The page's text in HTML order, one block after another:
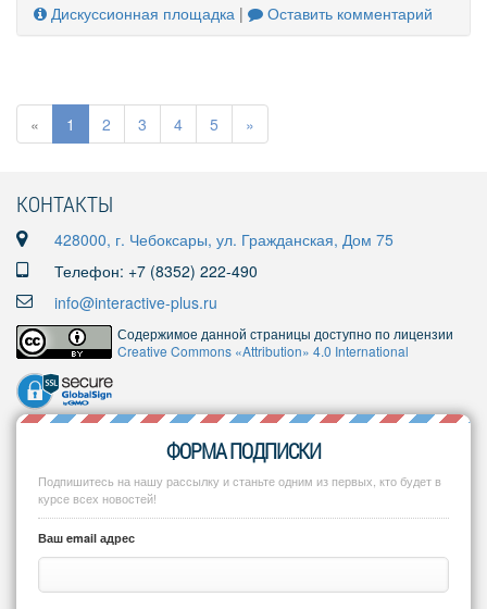
Дискуссионная площадка | Оставить комментарий
« 1 2 3 4 5 »
КОНТАКТЫ
428000, г. Чебоксары, ул. Гражданская, Дом 75
Телефон: +7 (8352) 222-490
info@interactive-plus.ru
Содержимое данной страницы доступно по лицензии
Creative Commons «Attribution» 4.0 International
ФОРМА ПОДПИСКИ
Подпишитесь на нашу рассылку и станьте одним из первых, кто будет в
курсе всех новостей!
Ваш email адрес